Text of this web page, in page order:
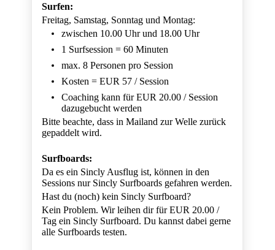
Surfen:
Freitag, Samstag, Sonntag und Montag:
zwischen 10.00 Uhr und 18.00 Uhr
1 Surfsession = 60 Minuten
max. 8 Personen pro Session
Kosten = EUR 57 / Session
Coaching kann für EUR 20.00 / Session
dazugebucht werden
Bitte beachte, dass in Mailand zur Welle zurück
gepaddelt wird.
Surfboards:
Da es ein Sincly Ausflug ist, können in den
Sessions nur Sincly Surfboards gefahren werden.
Hast du (noch) kein Sincly Surfboard?
Kein Problem. Wir leihen dir für EUR 20.00 /
Tag ein Sincly Surfboard. Du kannst dabei gerne
alle Surfboards testen.